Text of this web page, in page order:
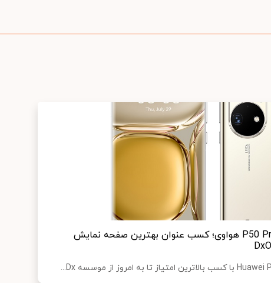
افتخاری دیگر برای گوشی P50 Pro هواوی؛ کسب عنوان بهترین صفحه نمایش